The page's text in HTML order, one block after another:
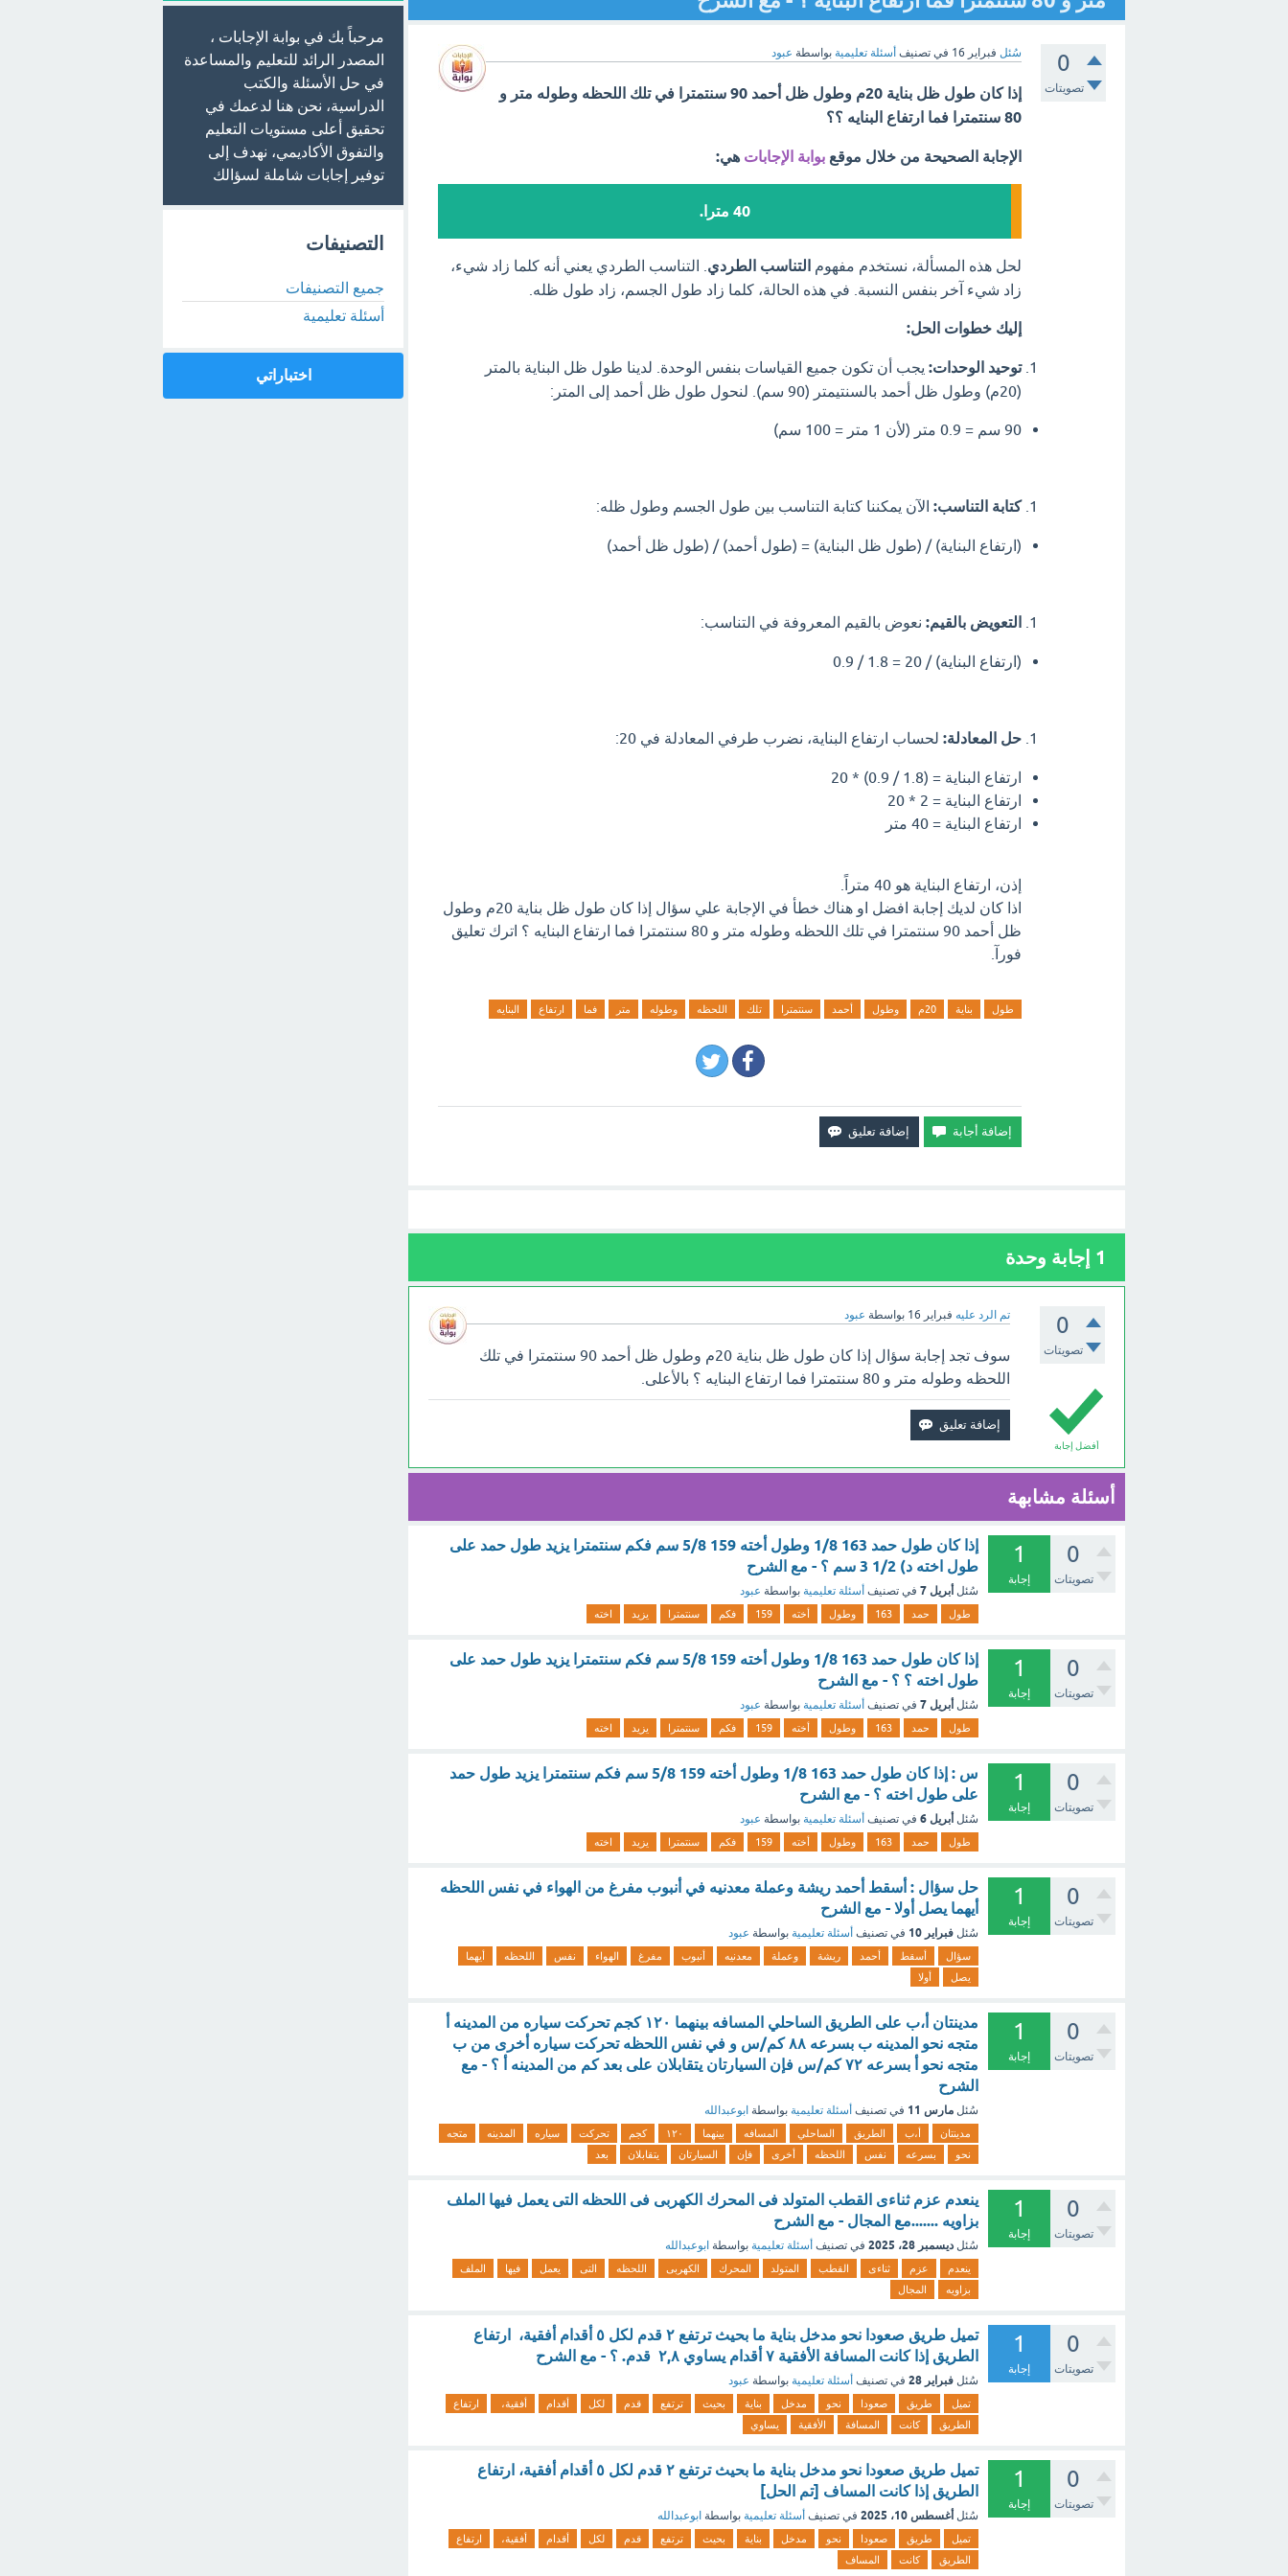
0
تصويتات
سُئل فبراير 16 في تصنيف أسئلة تعليمية بواسطة عبود
إذا كان طول ظل بناية 20م وطول ظل أحمد 90 سنتمترا في تلك اللحظه وطوله متر و
80 سنتمترا فما ارتفاع البنايه ؟؟
الإجابة الصحيحة من خلال موقع بوابة الإجابات هي:
40 مترا.
لحل هذه المسألة، نستخدم مفهوم التناسب الطردي . التناسب الطردي يعني أنه كلما زاد شيء،
زاد شيء آخر بنفس النسبة. في هذه الحالة، كلما زاد طول الجسم، زاد طول ظله.
إليك خطوات الحل:
توحيد الوحدات: يجب أن تكون جميع القياسات بنفس الوحدة. لدينا طول ظل البناية بالمتر
(20م) وطول ظل أحمد بالسنتيمتر (90 سم). لنحول طول ظل أحمد إلى المتر:
90 سم = 0.9 متر (لأن 1 متر = 100 سم)
كتابة التناسب: الآن يمكننا كتابة التناسب بين طول الجسم وطول ظله:
(ارتفاع البناية) / (طول ظل البناية) = (طول أحمد) / (طول ظل أحمد)
التعويض بالقيم: نعوض بالقيم المعروفة في التناسب:
(ارتفاع البناية) / 20 = 1.8 / 0.9
حل المعادلة: لحساب ارتفاع البناية، نضرب طرفي المعادلة في 20:
ارتفاع البناية = (1.8 / 0.9) * 20
ارتفاع البناية = 2 * 20
ارتفاع البناية = 40 متر
إذن، ارتفاع البناية هو 40 متراً.
اذا كان لديك إجابة افضل او هناك خطأ في الإجابة علي سؤال إذا كان طول ظل بناية 20م وطول
ظل أحمد 90 سنتمترا في تلك اللحظه وطوله متر و 80 سنتمترا فما ارتفاع البنايه ؟ اترك تعليق
فورآ.
طول بناية 20م وطول أحمد سنتمترا تلك اللحظه وطوله متر فما ارتفاع البنايه
1 إجابة وحدة
0
تصويتات
تم الرد عليه فبراير 16 بواسطة عبود
أفضل إجابة
سوف تجد إجابة سؤال إذا كان طول ظل بناية 20م وطول ظل أحمد 90 سنتمترا في تلك
اللحظه وطوله متر و 80 سنتمترا فما ارتفاع البنايه ؟ بالأعلى.
أسئلة مشابهة
0
تصويتات
1
إجابة
إذا كان طول حمد 163 1/8 وطول أخته 159 5/8 سم فكم سنتمترا يزيد طول حمد على
طول اخته د) 1/2 3 سم ؟ - مع الشرح
سُئل أبريل 7 في تصنيف أسئلة تعليمية بواسطة عبود
طول حمد 163 وطول أخته 159 فكم سنتمترا يزيد اخته
0
تصويتات
1
إجابة
إذا كان طول حمد 163 1/8 وطول أخته 159 5/8 سم فكم سنتمترا يزيد طول حمد على
طول اخته ؟ ؟ - مع الشرح
سُئل أبريل 7 في تصنيف أسئلة تعليمية بواسطة عبود
طول حمد 163 وطول أخته 159 فكم سنتمترا يزيد اخته
0
تصويتات
1
إجابة
س : إذا كان طول حمد 163 1/8 وطول أخته 159 5/8 سم فكم سنتمترا يزيد طول حمد
على طول اخته ؟ - مع الشرح
سُئل أبريل 6 في تصنيف أسئلة تعليمية بواسطة عبود
طول حمد 163 وطول أخته 159 فكم سنتمترا يزيد اخته
0
تصويتات
1
إجابة
حل سؤال : أسقط أحمد ريشة وعملة معدنيه في أنبوب مفرغ من الهواء في نفس اللحظه
أيهما يصل أولا - مع الشرح
سُئل فبراير 10 في تصنيف أسئلة تعليمية بواسطة عبود
سؤال أسقط أحمد ريشة وعملة معدنيه أنبوب مفرغ الهواء نفس اللحظه
أيهما
يصل
أولا
0
تصويتات
1
إجابة
مدينتان أ،ب على الطريق الساحلي المسافه بينهما ١٢٠ كجم تحركت سياره من المدينه أ
متجه نحو المدينه ب بسرعه ٨٨ كم/س و في نفس اللحظه تحركت سياره أخرى من ب
متجه نحو أ بسرعه ٧٢ كم/س فإن السيارتان يتقابلان على بعد كم من المدينه أ ؟ - مع
الشرح
سُئل مارس 11 في تصنيف أسئلة تعليمية بواسطة ابوعبدالله
مدينتان أ،ب الطريق الساحلي المسافه بينهما ١٢٠ كجم تحركت سياره المدينه
متجه
نحو
بسرعه نفس اللحظه أخرى فإن السيارتان يتقابلان بعد
0
تصويتات
1
إجابة
ينعدم عزم ثناءى القطب المتولد فى المحرك الكهربى فى اللحظه التى يعمل فيها الملف
بزاويه .......مع المجال - مع الشرح
سُئل ديسمبر 28، 2025 في تصنيف أسئلة تعليمية بواسطة ابوعبدالله
ينعدم عزم ثناءى القطب المتولد المحرك الكهربى اللحظه التى يعمل فيها
الملف
بزاويه
المجال
0
تصويتات
1
إجابة
تميل طريق صعودا نحو مدخل بناية ما بحيث ترتفع ٢ قدم لكل ٥ أقدام أفقية، ارتفاع
الطريق إذا كانت المسافة الأفقية ٧ أقدام يساوي ٢,٨ قدم. ؟ - مع الشرح
سُئل فبراير 28 في تصنيف أسئلة تعليمية بواسطة عبود
تميل طريق صعودا نحو مدخل بناية بحيث ترتفع قدم لكل أقدام أفقية،
ارتفاع
الطريق
كانت المسافة الأفقية يساوي
0
تصويتات
1
إجابة
تميل طريق صعودا نحو مدخل بناية ما بحيث ترتفع ٢ قدم لكل ٥ أقدام أفقية، ارتفاع
الطريق إذا كانت المساف [تم الحل]
سُئل أغسطس 10، 2025 في تصنيف أسئلة تعليمية بواسطة ابوعبدالله
تميل طريق صعودا نحو مدخل بناية بحيث ترتفع قدم لكل أقدام أفقية،
ارتفاع
الطريق
كانت المساف
مرحباً بك في بوابة الإجابات ،
المصدر الرائد للتعليم والمساعدة
في حل الأسئلة والكتب
الدراسية، نحن هنا لدعمك في
تحقيق أعلى مستويات التعليم
والتفوق الأكاديمي، نهدف إلى
توفير إجابات شاملة لسؤالك
التصنيفات
جميع التصنيفات
أسئلة تعليمية
اختباراتي